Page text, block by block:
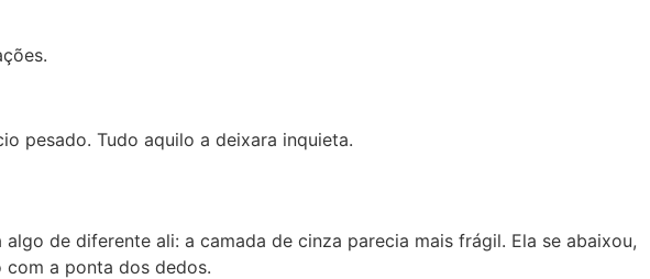
pesado. Tudo aquilo a deixara inquieta.
de diferente ali: a camada de cinza parecia mais frágil. Ela se abaixou,
a ponta dos dedos.